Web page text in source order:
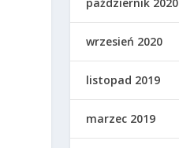
wrzesień 2020
listopad 2019
marzec 2019